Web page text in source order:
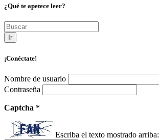
¿Qué te apetece leer?
Ir
¡Conéctate!
Nombre de usuario
Contraseña
Captcha *
Escriba el texto mostrado arriba: